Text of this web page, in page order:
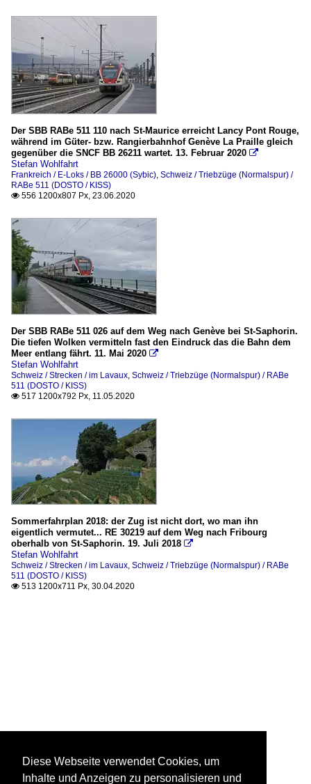
Der SBB RABe 511 110 nach St-Maurice erreicht Lancy Pont Rouge,
während im Güter- bzw. Rangierbahnhof Genève La Praille gleich
gegenüber die SNCF BB 26211 wartet. 13. Februar 2020 
Stefan Wohlfahrt
Frankreich / E-Loks / BB 26000 (Sybic), Schweiz / Triebzüge (Normalspur) /
RABe 511 (DOSTO / KISS)
 556 1200x807 Px, 23.06.2020
Der SBB RABe 511 026 auf dem Weg nach Genève bei St-Saphorin.
Die tiefen Wolken vermitteln fast den Eindruck das die Bahn dem
Meer entlang fährt. 11. Mai 2020 
Stefan Wohlfahrt
Schweiz / Strecken / im Lavaux, Schweiz / Triebzüge (Normalspur) / RABe
511 (DOSTO / KISS)
 517 1200x792 Px, 11.05.2020
Sommerfahrplan 2018: der Zug ist nicht dort, wo man ihn
eigentlich vermutet... RE 30219 auf dem Weg nach Fribourg
oberhalb von St-Saphorin. 19. Juli 2018 
Stefan Wohlfahrt
Schweiz / Strecken / im Lavaux, Schweiz / Triebzüge (Normalspur) / RABe
511 (DOSTO / KISS)
 513 1200x711 Px, 30.04.2020
Diese Webseite verwendet Cookies, um
Inhalte und Anzeigen zu personalisieren und